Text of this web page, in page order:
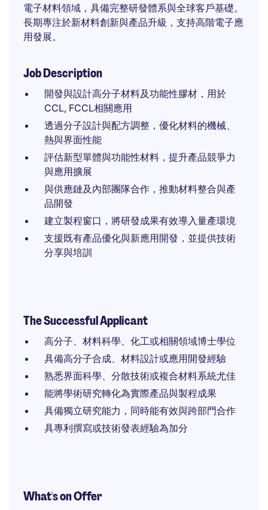
電子材料領域，具備完整研發體系與全球客戶基礎。
長期專注於新材料創新與產品升級，支持高階電子應
用發展。
Job Description
開發與設計高分子材料及功能性膠材，用於
CCL, FCCL相關應用
透過分子設計與配方調整，優化材料的機械、
熱與界面性能
評估新型單體與功能性材料，提升產品競爭力
與應用擴展
與供應鏈及內部團隊合作，推動材料整合與產
品開發
建立製程窗口，將研發成果有效導入量產環境
支援既有產品優化與新應用開發，並提供技術
分享與培訓
The Successful Applicant
高分子、材料科學、化工或相關領域博士學位
具備高分子合成、材料設計或應用開發經驗
熟悉界面科學、分散技術或複合材料系統尤佳
能將學術研究轉化為實際產品與製程成果
具備獨立研究能力，同時能有效與跨部門合作
具專利撰寫或技術發表經驗為加分
What's on Offer